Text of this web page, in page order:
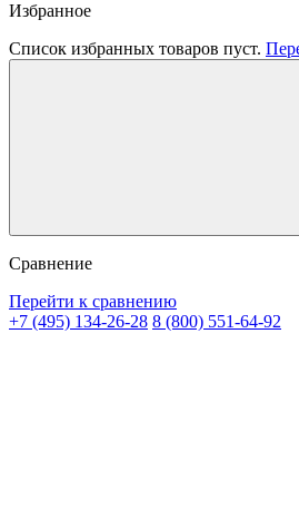
Избранное
Список избранных товаров пуст.
Сравнение
Перейти к сравнению
+7 (495) 134-26-28 8 (800) 551-64-92